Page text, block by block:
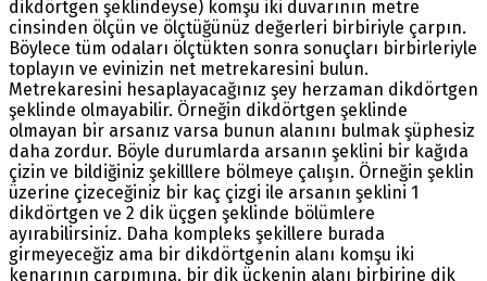
dikdörtgen şeklindeyse) komşu iki duvarının metre
cinsinden ölçün ve ölçtüğünüz değerleri birbiriyle çarpın.
Böylece tüm odaları ölçtükten sonra sonuçları birbirleriyle
toplayın ve evinizin net metrekaresini bulun.
Metrekaresini hesaplayacağınız şey herzaman dikdörtgen
şeklinde olmayabilir. Örneğin dikdörtgen şeklinde
olmayan bir arsanız varsa bunun alanını bulmak şüphesiz
daha zordur. Böyle durumlarda arsanın şeklini bir kağıda
çizin ve bildiğiniz şekilllere bölmeye çalışın. Örneğin şeklin
üzerine çizeceğiniz bir kaç çizgi ile arsanın şeklini 1
dikdörtgen ve 2 dik üçgen şeklinde bölümlere
ayırabilirsiniz. Daha kompleks şekillere burada
girmeyeceğiz ama bir dikdörtgenin alanı komşu iki
kenarının çarpımına, bir dik üçkenin alanı birbirine dik